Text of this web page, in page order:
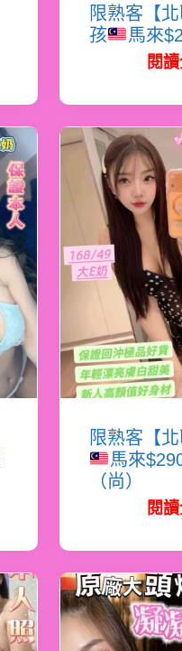
限熟客【
孩
馬來
閱
限熟客【
馬來
（尚）
閱